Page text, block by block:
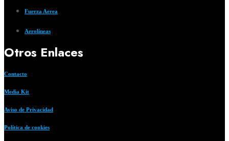
Fuerza Aerea
Aerolíneas
Otros Enlaces
Contacto
Media Kit
Aviso de Privacidad
Política de cookies